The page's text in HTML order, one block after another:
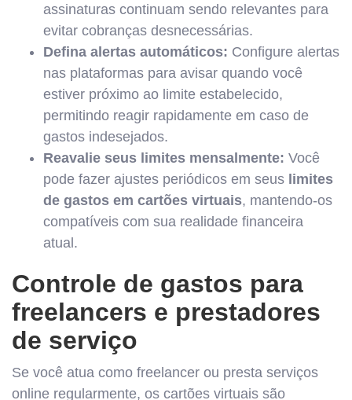
assinaturas continuam sendo relevantes para
evitar cobranças desnecessárias.
Defina alertas automáticos: Configure alertas
nas plataformas para avisar quando você
estiver próximo ao limite estabelecido,
permitindo reagir rapidamente em caso de
gastos indesejados.
Reavalie seus limites mensalmente: Você
pode fazer ajustes periódicos em seus limites
de gastos em cartões virtuais, mantendo-os
compatíveis com sua realidade financeira
atual.
Controle de gastos para
freelancers e prestadores
de serviço
Se você atua como freelancer ou presta serviços
online regularmente, os cartões virtuais são